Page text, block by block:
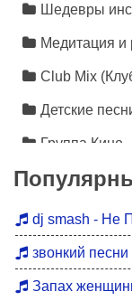
Шедевры
Медитация и
Club Mix
Детские
Группа Кино
Лезгинка
Песни про
dj smash - Не
звонкий песни
Запах